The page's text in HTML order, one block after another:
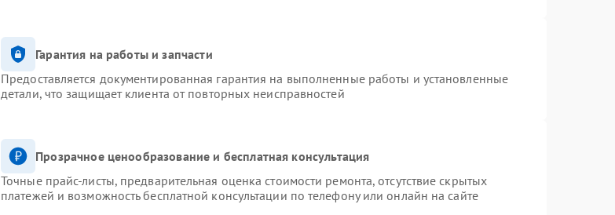
Гарантия на работы и запчасти
Предоставляется документированная гарантия на выполненные работы и установленные
детали, что защищает клиента от повторных неисправностей
Прозрачное ценообразование и бесплатная консультация
Точные прайс-листы, предварительная оценка стоимости ремонта, отсутствие скрытых
платежей и возможность бесплатной консультации по телефону или онлайн на сайте